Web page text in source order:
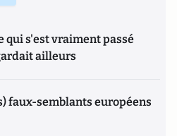
qui s'est vraiment passé
ailleurs
faux-semblants européens